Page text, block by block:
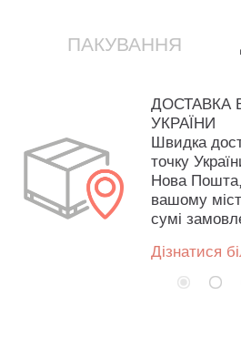
ПАКУВАННЯ
ДОСТАВКА
УКРАЇНИ
Швидка
точку
Нова
вашому
сумі
Дізнатися